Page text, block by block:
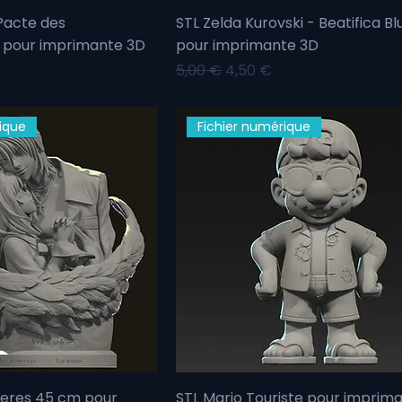
des
imprimante 3D
STL Zelda Kurovski - Beatifica
pour imprimante 3D
Prix original
5,00 € Prix promotionnel
4,50 €
Fichier numérique